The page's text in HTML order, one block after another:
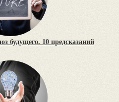
будущего. 10 предсказаний